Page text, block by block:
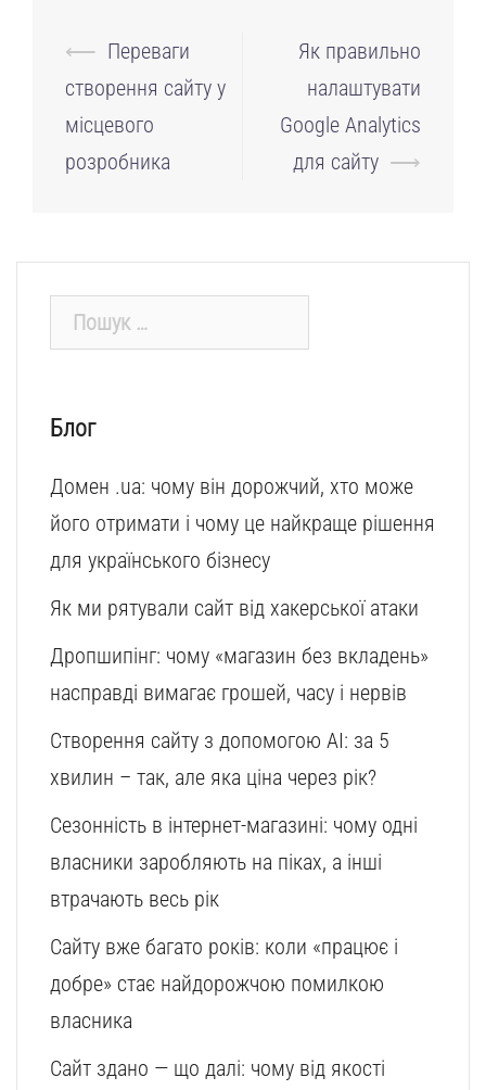
Навігація
по
запису
⟵ Переваги
створення сайту у
місцевого
розробника
Як правильно
налаштувати
Google Analytics
для сайту ⟶
Пошук:
Блог
Домен .ua: чому він дорожчий, хто може
його отримати і чому це найкраще рішення
для українського бізнесу
Як ми рятували сайт від хакерської атаки
Дропшипінг: чому «магазин без вкладень»
насправді вимагає грошей, часу і нервів
Створення сайту з допомогою AI: за 5
хвилин – так, але яка ціна через рік?
Сезонність в інтернет-магазині: чому одні
власники заробляють на піках, а інші
втрачають весь рік
Сайту вже багато років: коли «працює і
добре» стає найдорожчою помилкою
власника
Сайт здано — що далі: чому від якості